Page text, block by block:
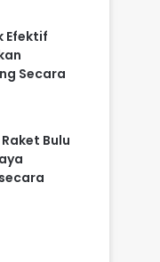
Efektif
Secara
Bulu